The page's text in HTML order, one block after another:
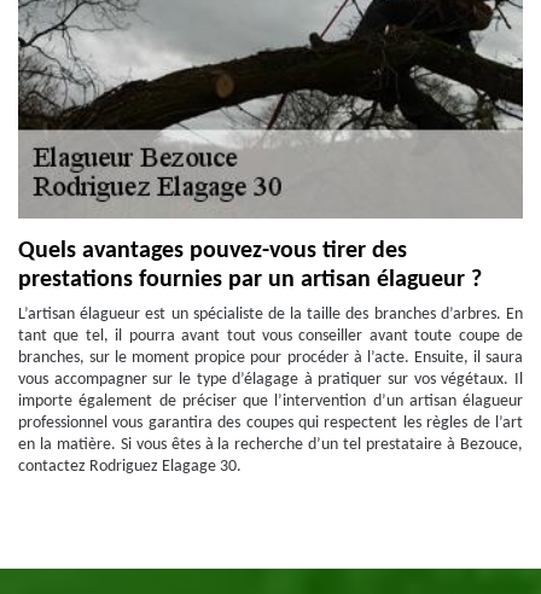
Quels avantages pouvez-vous tirer des
prestations fournies par un artisan élagueur ?
L’artisan élagueur est un spécialiste de la taille des branches d’arbres. En
tant que tel, il pourra avant tout vous conseiller avant toute coupe de
branches, sur le moment propice pour procéder à l’acte. Ensuite, il saura
vous accompagner sur le type d’élagage à pratiquer sur vos végétaux. Il
importe également de préciser que l’intervention d’un artisan élagueur
professionnel vous garantira des coupes qui respectent les règles de l’art
en la matière. Si vous êtes à la recherche d’un tel prestataire à Bezouce,
contactez Rodriguez Elagage 30.